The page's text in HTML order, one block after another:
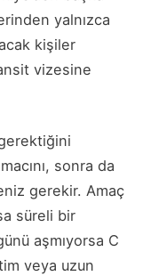
yalnızca
kişiler
vizesine
sonra da
gerekir. Amaç
süreli bir
aşmıyorsa C
veya uzun